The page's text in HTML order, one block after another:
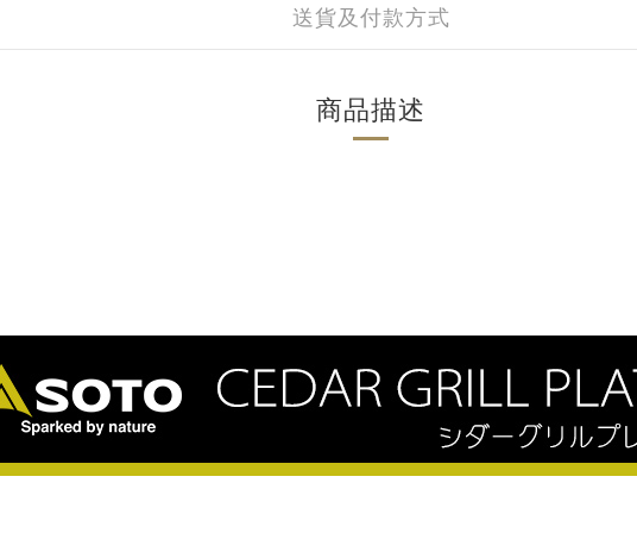
送貨及付款方式
商品描述